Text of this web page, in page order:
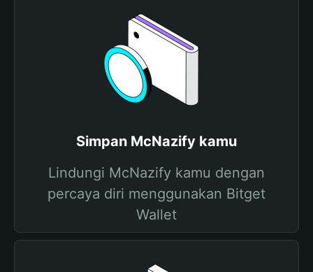
Simpan McNazify kamu
Lindungi McNazify kamu dengan
percaya diri menggunakan Bitget
Wallet